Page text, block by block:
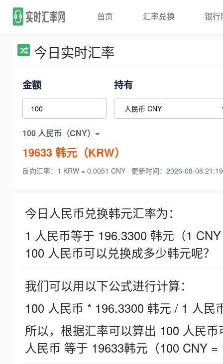
首页 汇率兑换 银行
今日实时汇率
金额 持有
100 人民币（CNY）=
19633韩元（KRW）
反向汇率：1 KRW = 0.0051 CNY 更新时间：2026-08-08
今日人民币兑换韩元汇率为：
1 人民币等于 196.3300 韩元（1
100 人民币可以兑换成多少韩元呢？
我们可以用以下公式进行计算：
100 人民币 * 196.3300 韩元 / 1 人民
所以，根据汇率可以算出 100 人民
人民币 等于 19633韩元（100 CNY =